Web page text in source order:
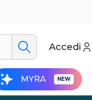
Accedi
MYRA